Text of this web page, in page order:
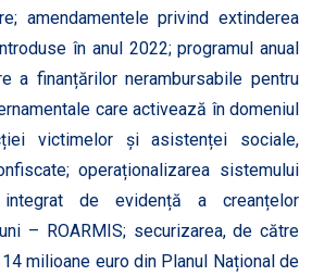
amendamentele privind extinderea
în anul 2022; programul anual
a finanțărilor nerambursabile pentru
care activează în domeniul
victimelor și asistenței sociale,
operaționalizarea sistemului
integrat de evidență a creanțelor
– ROARMIS; securizarea, de către
milioane euro din Planul Național de